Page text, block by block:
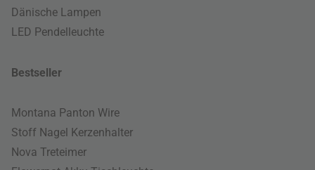
Dänische Lampen
LED Pendelleuchte
Bestseller
Montana Panton Wire
Stoff Nagel Kerzenhalter
Nova Treteimer